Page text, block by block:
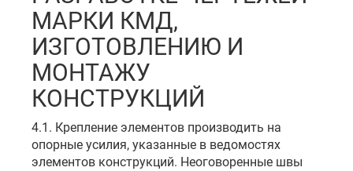
МАРКИ КМД,
ИЗГОТОВЛЕНИЮ И
МОНТАЖУ
КОНСТРУКЦИЙ
4.1. Крепление элементов производить на
опорные усилия, указанные в ведомостях
элементов конструкций. Неоговоренные швы